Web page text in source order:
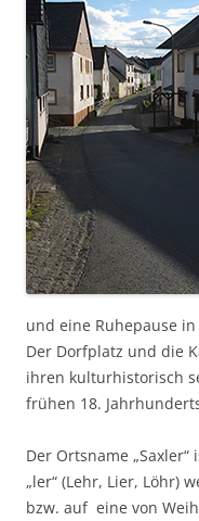
und eine Ruhepause
Der Dorfplatz und die
ihren kulturhistorisch
frühen 18.
Der Ortsname
„ler“ (Lehr, Lier, Löhr)
bzw. auf eine von